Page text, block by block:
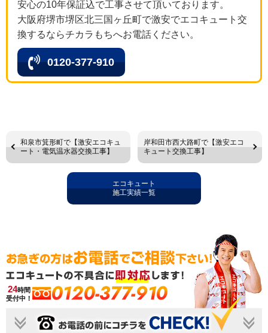
安心の10年保証込で工事させて頂いております。
大阪府堺市堺区北三国ヶ丘町で激安でエコキュート交
換するならチカラもちへお電話ください。
0120-377-910
和泉市箕形町で【激安エコキュ
ート・電気温水器交換工事】
岸和田市西大路町で【激安エコ
キュート交換工事】
エコキュート
施工実績一覧
24時間
受付中！
0120-377-910